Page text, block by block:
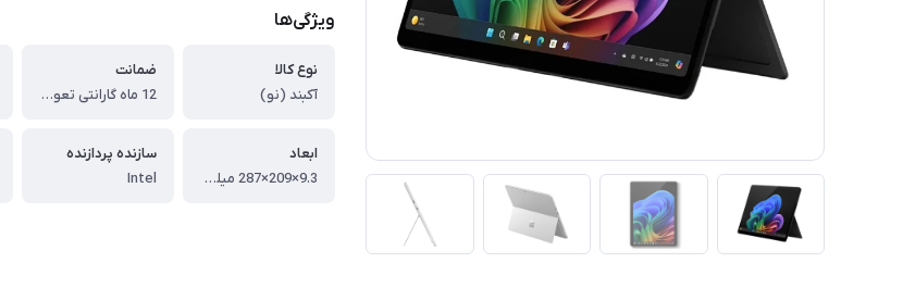
ویژگی‌ها
نوع کالا
آکبند (نو)
ضمانت
12 ماه گارانتی تعویض
ابعاد
9.3×209×287 میلیمتر
سازنده پردازنده
Intel